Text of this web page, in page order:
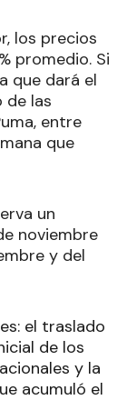
los precios
promedio. Si
que dará el
de las
entre
que
un
noviembre
y del
el traslado
de los
y la
acumuló el